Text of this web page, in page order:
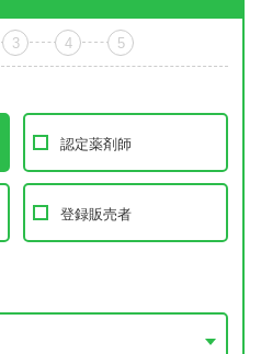
3 4 5
認定薬剤師
登録販売者